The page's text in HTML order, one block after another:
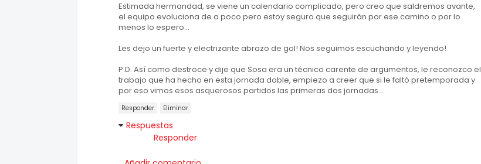
Estimada hermandad, se viene un calendario complicado, pero creo que saldremos avante,
el equipo evoluciona de a poco pero estoy seguro que seguirán por ese camino o por lo
menos lo espero...
Les dejo un fuerte y electrizante abrazo de gol! Nos seguimos escuchando y leyendo!
P.D. Así como destroce y dije que Sosa era un técnico carente de argumentos, le reconozco el
trabajo que ha hecho en esta jornada doble, empiezo a creer que si le faltó pretemporada y
por eso vimos esos asquerosos partidos las primeras dos jornadas...
Responder Eliminar
Respuestas
Responder